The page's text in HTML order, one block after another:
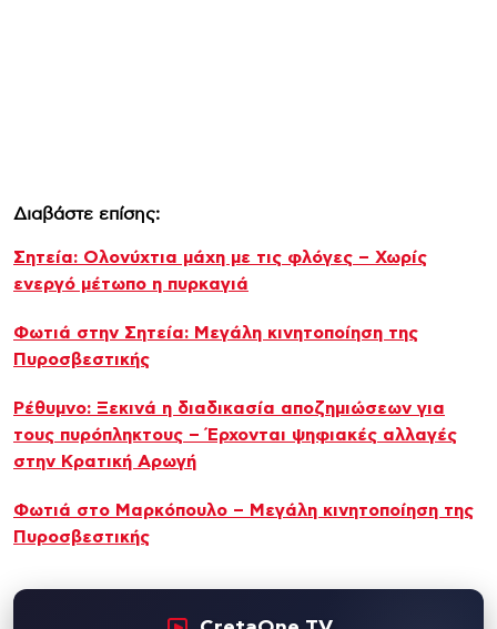
Διαβάστε επίσης:
Σητεία: Ολονύχτια μάχη με τις φλόγες – Χωρίς
ενεργό μέτωπο η πυρκαγιά
Φωτιά στην Σητεία: Μεγάλη κινητοποίηση της
Πυροσβεστικής
Ρέθυμνο: Ξεκινά η διαδικασία αποζημιώσεων για
τους πυρόπληκτους – Έρχονται ψηφιακές αλλαγές
στην Κρατική Αρωγή
Φωτιά στο Μαρκόπουλο – Μεγάλη κινητοποίηση της
Πυροσβεστικής